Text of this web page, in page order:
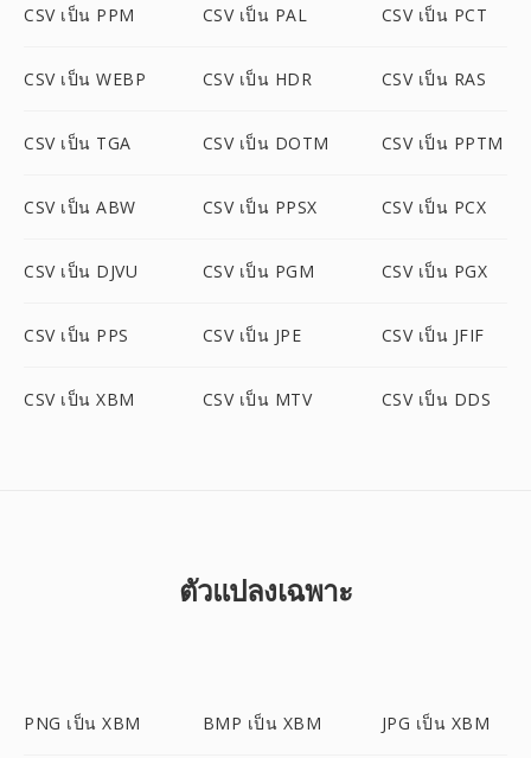
CSV เป็น PPM CSV เป็น PAL CSV เป็น PCT
CSV เป็น WEBP CSV เป็น HDR CSV เป็น RAS
CSV เป็น TGA CSV เป็น DOTM CSV เป็น PPTM
CSV เป็น ABW CSV เป็น PPSX CSV เป็น PCX
CSV เป็น DJVU CSV เป็น PGM CSV เป็น PGX
CSV เป็น PPS CSV เป็น JPE CSV เป็น JFIF
CSV เป็น XBM CSV เป็น MTV CSV เป็น DDS
ตัวแปลงเฉพาะ
PNG เป็น XBM BMP เป็น XBM JPG เป็น XBM